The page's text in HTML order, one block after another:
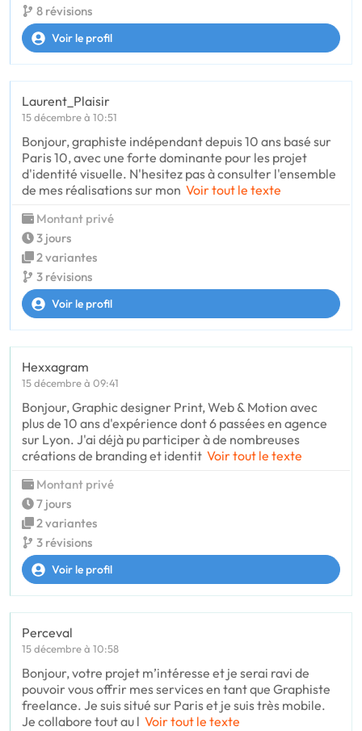
8 révisions
Voir le profil
Laurent_Plaisir
15 décembre à 10:51
Bonjour, graphiste indépendant depuis 10 ans basé sur
Paris 10, avec une forte dominante pour les projet
d'identité visuelle. N'hesitez pas à consulter l'ensemble
de mes réalisations sur mon Voir tout le texte
Montant privé
3 jours
2 variantes
3 révisions
Voir le profil
Hexxagram
15 décembre à 09:41
Bonjour, Graphic designer Print, Web & Motion avec
plus de 10 ans d'expérience dont 6 passées en agence
sur Lyon. J'ai déjà pu participer à de nombreuses
créations de branding et identit Voir tout le texte
Montant privé
7 jours
2 variantes
3 révisions
Voir le profil
Perceval
15 décembre à 10:58
Bonjour, votre projet m’intéresse et je serai ravi de
pouvoir vous offrir mes services en tant que Graphiste
freelance. Je suis situé sur Paris et je suis très mobile.
Je collabore tout au l Voir tout le texte